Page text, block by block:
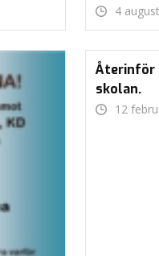
4
Återinför
skolan.
12